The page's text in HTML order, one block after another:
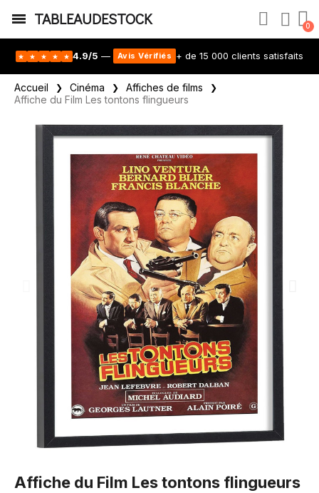
TABLEAUDESTOCK
★ ★ ★ ★ ★ 4.9/5 — Avis Vérifiés + de 15 000 clients satisfaits
Accueil Cinéma
Affiches de films
Affiche du Film Les tontons flingueurs
Affiche du Film Les tontons flingueurs